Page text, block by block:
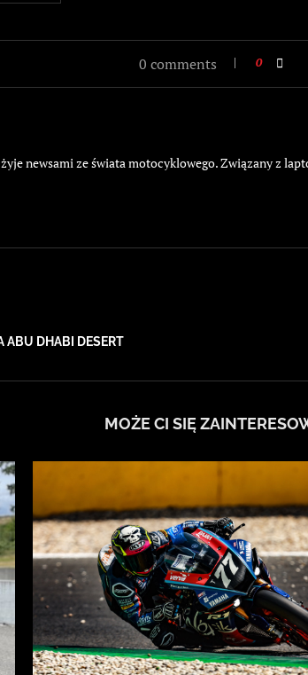
0 comments 0
newsami ze świata motocyklowego. Związany z
ABU DHABI DESERT
MOŻE CI SIĘ